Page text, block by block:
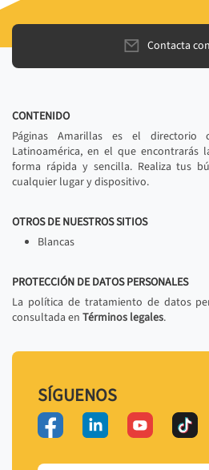
Contacta
CONTENIDO
Páginas Amarillas es el directorio
Latinoamérica, en el que encontrarás
forma rápida y sencilla. Realiza tus
cualquier lugar y dispositivo.
OTROS DE NUESTROS SITIOS
Blancas
PROTECCIÓN DE DATOS PERSONALES
La política de tratamiento de datos
consultada en Términos legales.
SÍGUENOS